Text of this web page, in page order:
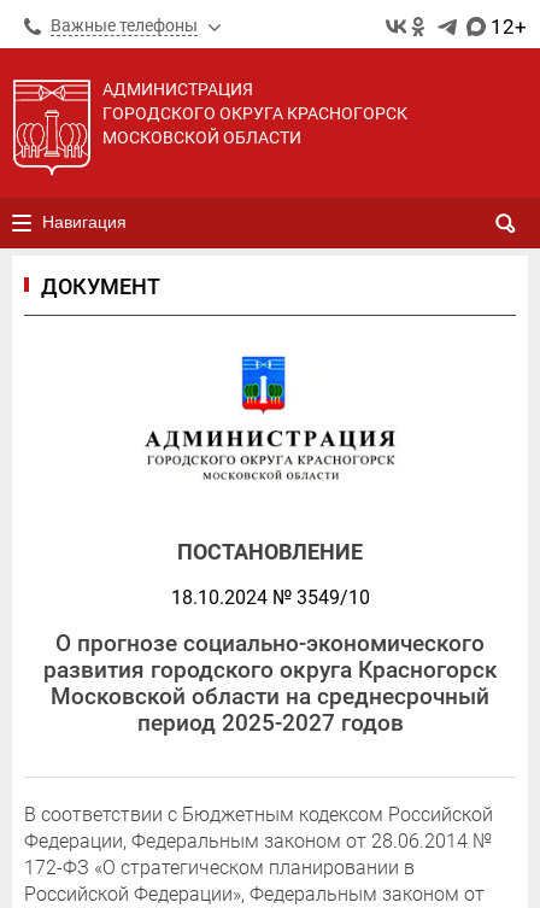
Важные телефоны 12+
АДМИНИСТРАЦИЯ
ГОРОДСКОГО ОКРУГА КРАСНОГОРСК
МОСКОВСКОЙ ОБЛАСТИ
Навигация
ДОКУМЕНТ
ПОСТАНОВЛЕНИЕ
18.10.2024 № 3549/10
О прогнозе социально-экономического
развития городского округа Красногорск
Московской области на среднесрочный
период 2025-2027 годов
В соответствии с Бюджетным кодексом Российской
Федерации, Федеральным законом от 28.06.2014 №
172-ФЗ «О стратегическом планировании в
Российской Федерации», Федеральным законом от